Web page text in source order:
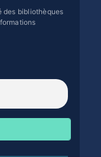
des bibliothèques